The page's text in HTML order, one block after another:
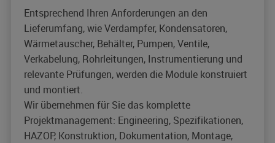
Entsprechend Ihren Anforderungen an den
Lieferumfang, wie Verdampfer, Kondensatoren,
Wärmetauscher, Behälter, Pumpen, Ventile,
Verkabelung, Rohrleitungen, Instrumentierung und
relevante Prüfungen, werden die Module konstruiert
und montiert.
Wir übernehmen für Sie das komplette
Projektmanagement: Engineering, Spezifikationen,
HAZOP, Konstruktion, Dokumentation, Montage,